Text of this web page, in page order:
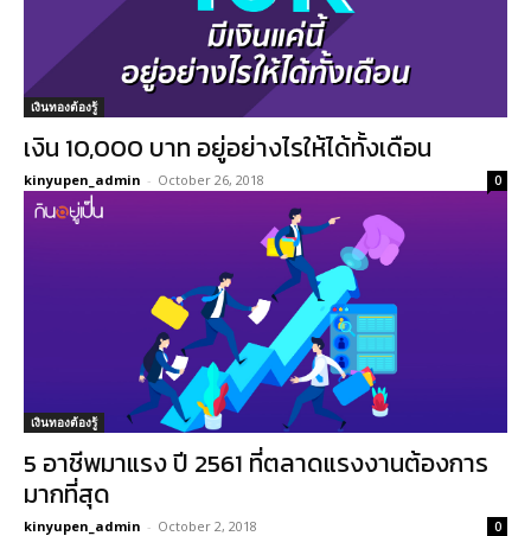
เงินทองต้องรู้
เงิน 10,000 บาท อยู่อย่างไรให้ได้ทั้งเดือน
kinyupen_admin - October 26, 2018 0
เงินทองต้องรู้
5 อาชีพมาแรง ปี 2561 ที่ตลาดแรงงานต้องการ
มากที่สุด
kinyupen_admin - October 2, 2018 0